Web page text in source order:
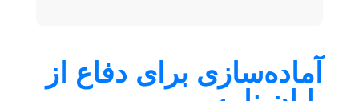
آماده‌سازی برای دفاع از